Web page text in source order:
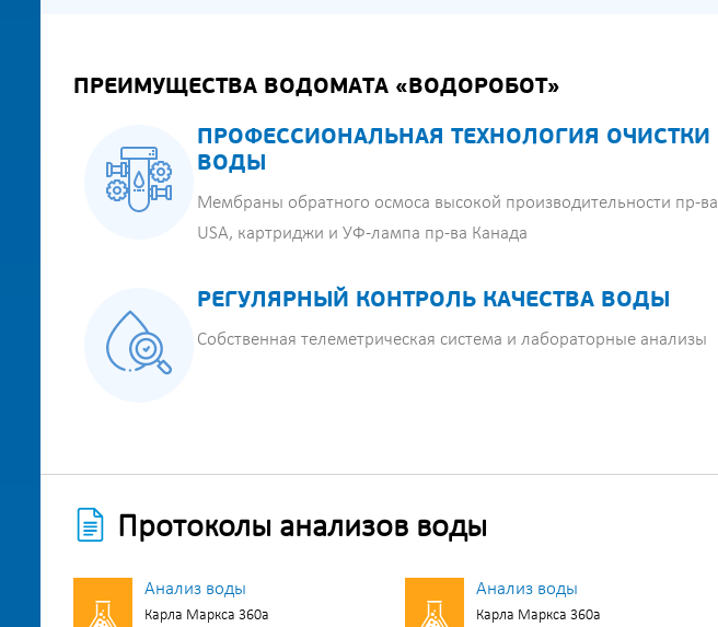
ПРЕИМУЩЕСТВА ВОДОМАТА «ВОДОРОБОТ»
ПРОФЕССИОНАЛЬНАЯ ТЕХНОЛОГИЯ ОЧИСТКИ
ВОДЫ
Мембраны обратного осмоса высокой производительности пр-ва
USA, картриджи и УФ-лампа пр-ва Канада
РЕГУЛЯРНЫЙ КОНТРОЛЬ КАЧЕСТВА ВОДЫ
Собственная телеметрическая система и лабораторные анализы
Протоколы анализов воды
Анализ воды
Карла Маркса 360а
Анализ воды
Карла Маркса 360а